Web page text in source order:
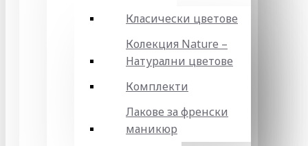
Класически цветове
Колекция Nature –
Натурални цветове
Комплекти
Лакове за френски
маникюр